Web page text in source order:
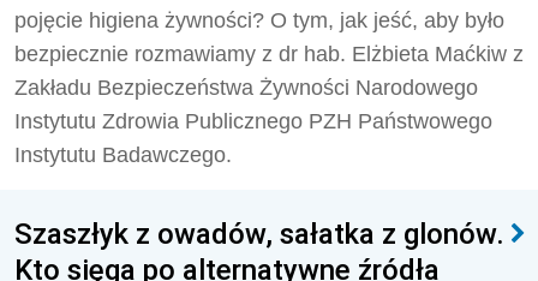
pojęcie higiena żywności? O tym, jak jeść, aby było
bezpiecznie rozmawiamy z dr hab. Elżbieta Maćkiw z
Zakładu Bezpieczeństwa Żywności Narodowego
Instytutu Zdrowia Publicznego PZH Państwowego
Instytutu Badawczego.
Szaszłyk z owadów, sałatka z glonów.
Kto sięga po alternatywne źródła